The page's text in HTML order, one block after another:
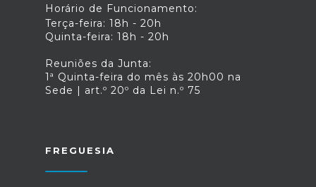
Horário de Funcionamento:
Terça-feira: 18h - 20h
Quinta-feira: 18h - 20h
Reuniões da Junta:
1ª Quinta-feira do mês às 20h00 na
Sede | art.º 20º da Lei n.º 75
FREGUESIA